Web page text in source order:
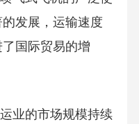
发展，运输速度
国际贸易的增
业的市场规模持续